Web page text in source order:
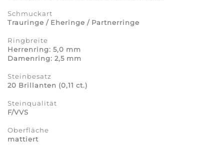
Schmuckart
Trauringe / Eheringe / Partnerringe
Ringbreite
Herrenring: 5,0 mm
Damenring: 2,5 mm
Steinbesatz
20 Brillanten (0,11 ct.)
Steinqualität
F/VVS
Oberfläche
mattiert